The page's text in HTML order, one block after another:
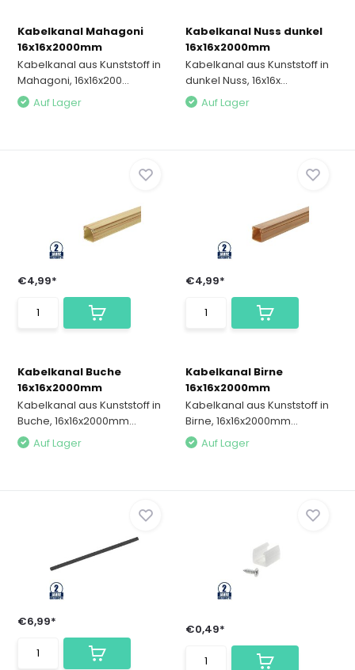
Kabelkanal Mahagoni
16x16x2000mm
Kabelkanal aus Kunststoff in
Mahagoni, 16x16x200...
Auf Lager
Kabelkanal Nuss dunkel
16x16x2000mm
Kabelkanal aus Kunststoff in
dunkel Nuss, 16x16x...
Auf Lager
€4,99*
Kabelkanal Buche
16x16x2000mm
Kabelkanal aus Kunststoff in
Buche, 16x16x2000mm...
Auf Lager
€4,99*
Kabelkanal Birne
16x16x2000mm
Kabelkanal aus Kunststoff in
Birne, 16x16x2000mm...
Auf Lager
€6,99*
€0,49*